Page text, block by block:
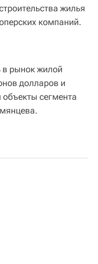
жилья
компаний.
в рынок жилой
долларов и
сегмента